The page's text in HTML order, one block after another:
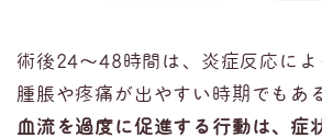
術後24～48時間は、炎症反応によ
腫脹や疼痛が出やすい時期でもあ
血流を過度に促進する行動は、症